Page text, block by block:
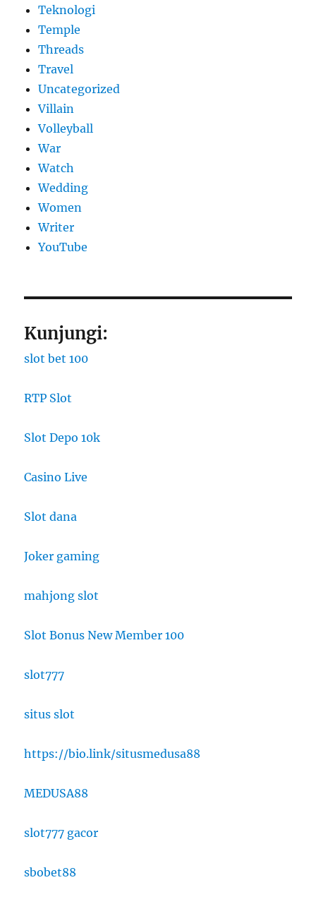
Teknologi
Temple
Threads
Travel
Uncategorized
Villain
Volleyball
War
Watch
Wedding
Women
Writer
YouTube
Kunjungi:
slot bet 100
RTP Slot
Slot Depo 10k
Casino Live
Slot dana
Joker gaming
mahjong slot
Slot Bonus New Member 100
slot777
situs slot
https://bio.link/situsmedusa88
MEDUSA88
slot777 gacor
sbobet88